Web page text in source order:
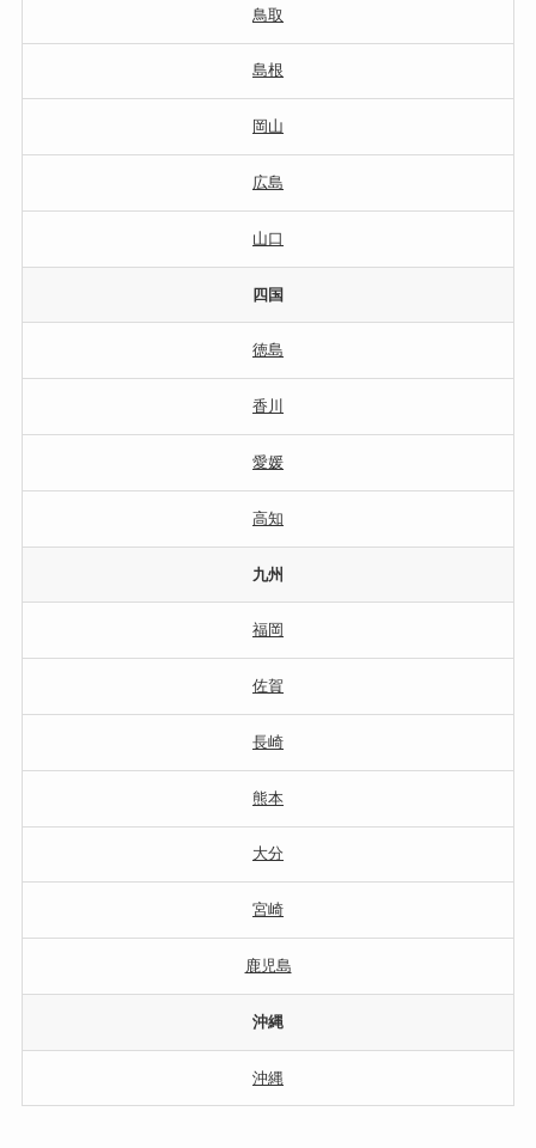
鳥取
島根
岡山
広島
山口
四国
徳島
香川
愛媛
高知
九州
福岡
佐賀
長崎
熊本
大分
宮崎
鹿児島
沖縄
沖縄